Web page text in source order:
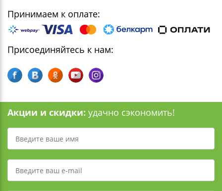
Принимаем к оплате:
Присоединяйтесь к нам:
Акции и скидки: удачно сэкономить!